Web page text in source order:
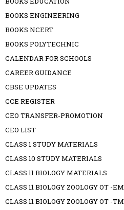
BOOKS ENGINEERING
BOOKS NCERT
BOOKS POLYTECHNIC
CALENDAR FOR SCHOOLS
CAREER GUIDANCE
CBSE UPDATES
CCE REGISTER
CEO TRANSFER-PROMOTION
CEO LIST
CLASS 1 STUDY MATERIALS
CLASS 10 STUDY MATERIALS
CLASS 11 BIOLOGY MATERIALS
CLASS 11 BIOLOGY ZOOLOGY OT -EM
CLASS 11 BIOLOGY ZOOLOGY OT -TM